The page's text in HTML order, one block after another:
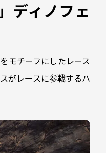
ディノフェ
モチーフにしたレース
がレースに参戦するハ